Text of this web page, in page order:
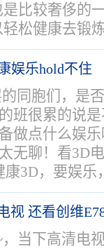
比较奢侈的
松健康去锻
娱乐hold不住
同胞们，是
班很累的说
做点什么娱
无聊！看3D
康3D，要娱乐
视 还看创维
当下高清电